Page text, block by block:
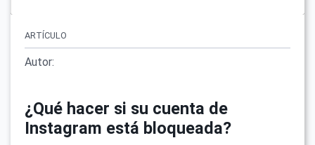
ARTÍCULO
Autor:
¿Qué hacer si su cuenta de
Instagram está bloqueada?